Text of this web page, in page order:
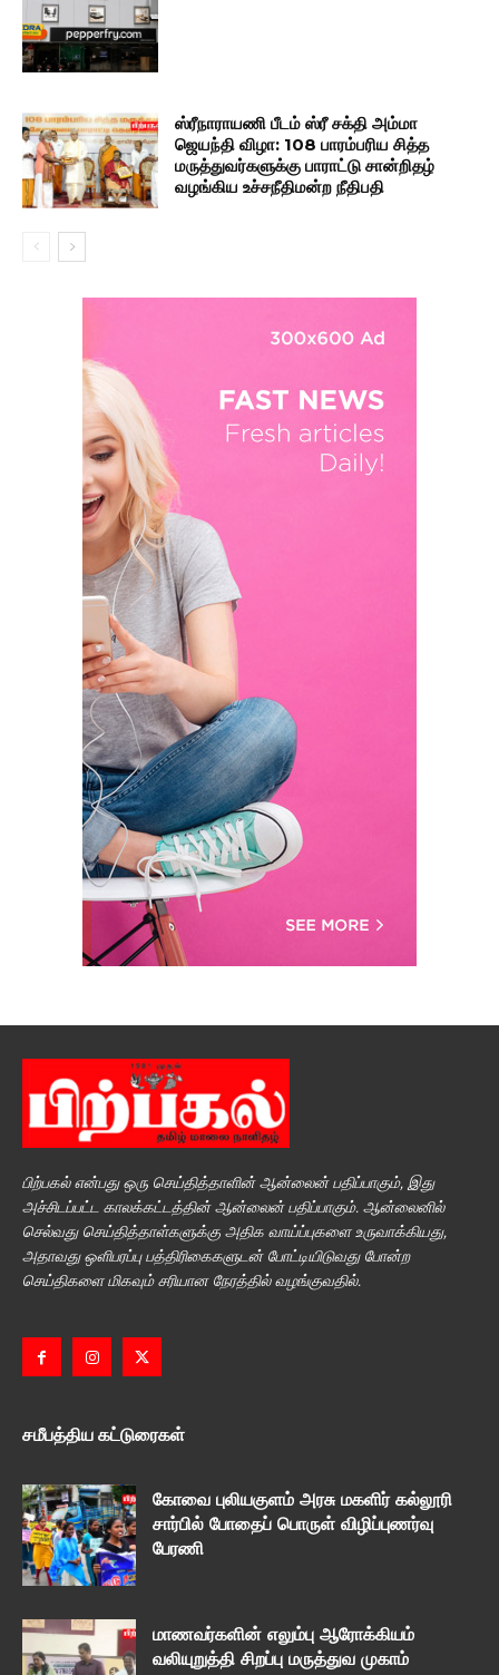
ஸ்ரீநாராயணி பீடம் ஸ்ரீ சக்தி அம்மா
ஜெயந்தி விழா: 108 பாரம்பரிய சித்த
மருத்துவர்களுக்கு பாராட்டு சான்றிதழ்
வழங்கிய உச்சநீதிமன்ற நீதிபதி
பிற்பகல் என்பது ஒரு செய்தித்தாளின் ஆன்லைன் பதிப்பாகும், இது
அச்சிடப்பட்ட காலக்கட்டத்தின் ஆன்லைன் பதிப்பாகும். ஆன்லைனில்
செல்வது செய்தித்தாள்களுக்கு அதிக வாய்ப்புகளை உருவாக்கியது,
அதாவது ஒளிபரப்பு பத்திரிகைகளுடன் போட்டியிடுவது போன்ற
செய்திகளை மிகவும் சரியான நேரத்தில் வழங்குவதில்.
சமீபத்திய கட்டுரைகள்
கோவை புலியகுளம் அரசு மகளிர் கல்லூரி
சார்பில் போதைப் பொருள் விழிப்புணர்வு
பேரணி
மாணவர்களின் எலும்பு ஆரோக்கியம்
வலியுறுத்தி சிறப்பு மருத்துவ முகாம்